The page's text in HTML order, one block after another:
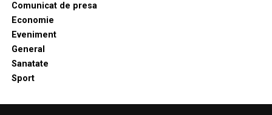
Comunicat de presa
Economie
Eveniment
General
Sanatate
Sport